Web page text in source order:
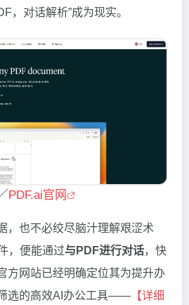
，对话解析”成为现实。
PDF.ai官网
，也不必绞尽脑汁理解艰涩术
，便能通过与PDF进行对话，快
方网站已经明确定位其为提升办
选的高效AI办公工具—— 【详细